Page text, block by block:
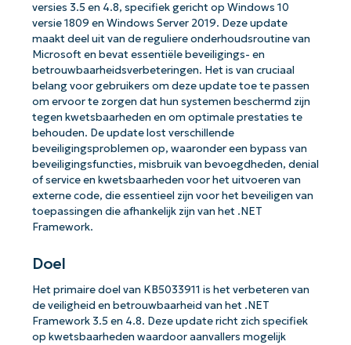
versies 3.5 en 4.8, specifiek gericht op Windows 10
versie 1809 en Windows Server 2019. Deze update
maakt deel uit van de reguliere onderhoudsroutine van
Microsoft en bevat essentiële beveiligings- en
betrouwbaarheidsverbeteringen. Het is van cruciaal
belang voor gebruikers om deze update toe te passen
om ervoor te zorgen dat hun systemen beschermd zijn
tegen kwetsbaarheden en om optimale prestaties te
behouden. De update lost verschillende
beveiligingsproblemen op, waaronder een bypass van
beveiligingsfuncties, misbruik van bevoegdheden, denial
of service en kwetsbaarheden voor het uitvoeren van
externe code, die essentieel zijn voor het beveiligen van
toepassingen die afhankelijk zijn van het .NET
Framework.
Doel
Het primaire doel van KB5033911 is het verbeteren van
de veiligheid en betrouwbaarheid van het .NET
Framework 3.5 en 4.8. Deze update richt zich specifiek
op kwetsbaarheden waardoor aanvallers mogelijk